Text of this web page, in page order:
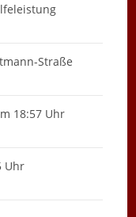
Straße
18:57 Uhr
Uhr